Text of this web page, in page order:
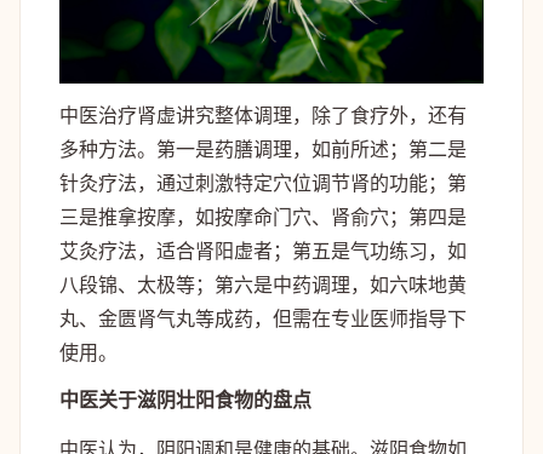
中医治疗肾虚讲究整体调理，除了食疗外，还有
多种方法。第一是药膳调理，如前所述；第二是
针灸疗法，通过刺激特定穴位调节肾的功能；第
三是推拿按摩，如按摩命门穴、肾俞穴；第四是
艾灸疗法，适合肾阳虚者；第五是气功练习，如
八段锦、太极等；第六是中药调理，如六味地黄
丸、金匮肾气丸等成药，但需在专业医师指导下
使用。
中医关于滋阴壮阳食物的盘点